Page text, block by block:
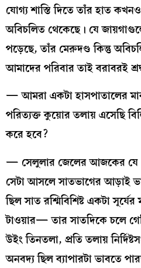
যোগ্য শাস্তি দিতে তাঁর হাত
অবিচলিত থেকেছে। যে
পড়েছে, তাঁর মেরুদণ্ড কিন্তু
আমাদের পরিবার তাই বরাবরই
— আমরা একটা হাসপাতালের
পরিত্যক্ত কুয়োর তলায় এসেছি
করে হবে?
— সেলুলার জেলের আজকের যে
সেটা আসলে সাতভাগের আড়াই
ছিল সাত রশ্মিবিশিষ্ট একটা
টাওয়ার— তার সাতদিকে চলে
উইং তিনতলা, প্রতি তলায়
অনবদ্য ছিল ব্যাপারটা ভাবতে